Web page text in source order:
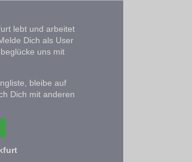
lebt und arbeitet
Dich als User
uns mit
bleibe auf
Dich mit anderen